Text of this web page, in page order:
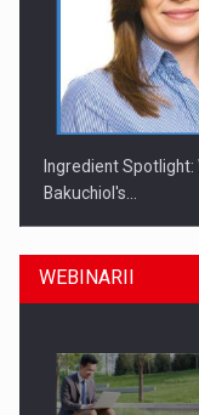
Ingredient
Bakuchiol's…
WEBINARII